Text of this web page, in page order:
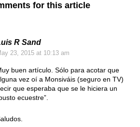
for this article
R Sand
23, 2015at 10:13 am
buen artículo. Sólo para acotar que
vez oí a Monsiváis (seguro en TV)
que esperaba que se le hiciera un
ecuestre”.